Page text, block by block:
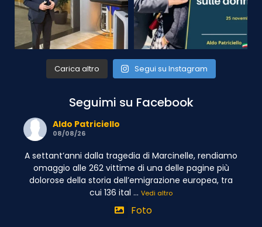
Carica altro Segui su Instagram
Seguimi su Facebook
Aldo Patriciello
08/08/26
A settant’anni dalla tragedia di Marcinelle, rendiamo
omaggio alle 262 vittime di una delle pagine più
dolorose della storia dell’emigrazione europea, tra
cui 136 ital ... Vedi altro
Foto